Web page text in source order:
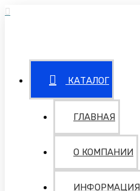
КАТАЛОГ
ГЛАВНАЯ
О КОМПАНИИ
ИНФОРМАЦИЯ